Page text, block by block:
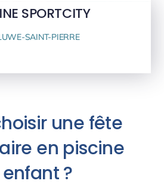
SPORTCITY
SAINT-PIERRE
une fête
en piscine
?